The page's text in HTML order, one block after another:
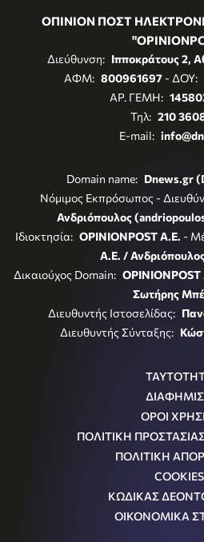
ΟΠΙΝΙΟΝ ΠΟΣΤ
Διεύθυνση: Ιπποκράτους 2,
ΑΦΜ: 800961697- ΔΟΥ:
ΑΡ. ΓΕΜΗ:
Τηλ: 210
E-mail:
Domain name: Dnews.gr
Νόμιμος Εκπρόσωπος -
Ανδριόπουλος
Ιδιοκτησία: OPINIONPOST A.E. -
Α.Ε. /
Δικαιούχος Domain: OPINIONPOST
Σωτήρης
Διευθυντής Ιστοσελίδας:
Διευθυντής Σύνταξης:
ΟΡΟΙ
ΠΟΛΙΤΙΚΗ
ΠΟΛΙΤΙΚΗ
COOKIES
ΚΩΔΙΚΑΣ
ΟΙΚΟΝΟΜΙΚΑ